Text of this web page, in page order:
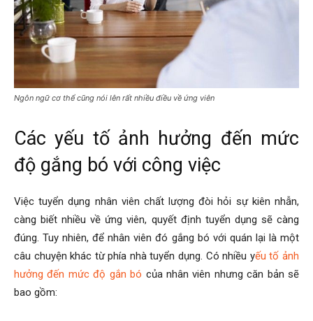
Ngôn ngữ cơ thể cũng nói lên rất nhiều điều về ứng viên
Các yếu tố ảnh hưởng đến mức
độ gắng bó với công việc
Việc tuyển dụng nhân viên chất lượng đòi hỏi sự kiên nhẫn,
càng biết nhiều về ứng viên, quyết định tuyển dụng sẽ càng
đúng. Tuy nhiên, để nhân viên đó gắng bó với quán lại là một
câu chuyện khác từ phía nhà tuyển dụng. Có nhiều yếu tố ảnh
hưởng đến mức độ gắn bó của nhân viên nhưng căn bản sẽ
bao gồm: